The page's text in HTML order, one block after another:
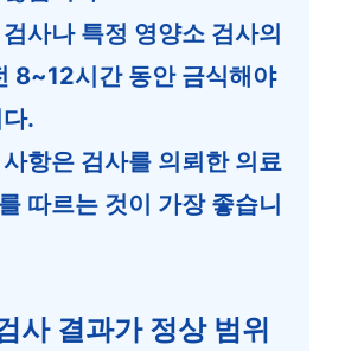
사나 특정 영양소 검사의
8~12시간 동안 금식해야
.
항은 검사를 의뢰한 의료
따르는 것이 가장 좋습니
사 결과가 정상 범위